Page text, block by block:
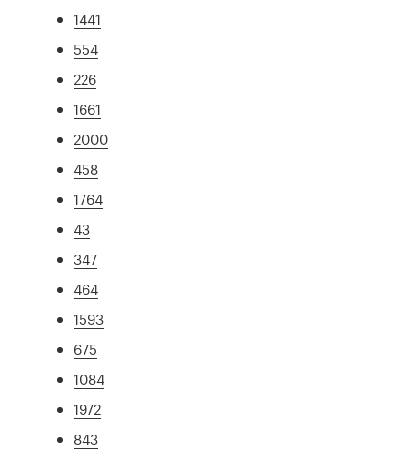
1441
554
226
1661
2000
458
1764
43
347
464
1593
675
1084
1972
843